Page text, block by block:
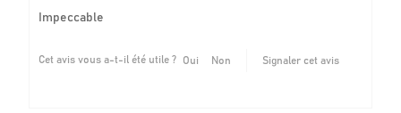
Impeccable
Cet avis vous a-t-il été utile ? Oui Non Signaler cet avis